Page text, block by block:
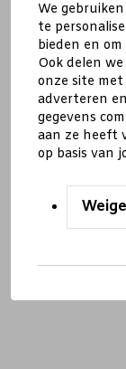
We
te
bieden en
Ook delen
onze site met
adverteren
gegevens
aan ze heeft
op basis van